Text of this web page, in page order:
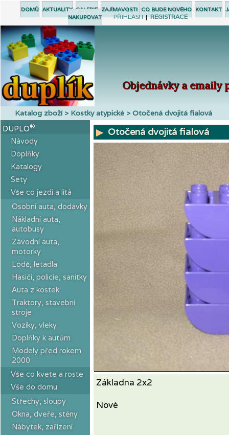
DOMŮ AKTUALITY GALERIE ZAJÍMAVOSTI CO BUDE NOVÉHO KONTAKT
NAKUPOVAT
PŘIHLÁSIT| REGISTRACE
Objednávky a emaily
Katalog zboží > Kostky atypické > Otočená dvojitá fialová
DUPLO®
Návody
Doplňky
Katalogy
Sety
Vše co jezdí a lítá
Osobní auta, dodávky
Nákladní auta,
autobusy
Závodní auta,
motorky
Lodě, letadla
Hasiči, policie, sanitky
Auta z kostek
Traktory, stavební
stroje
Vozíky, vleky
Doplňky k autům
Modely před rokem
2000
Vše co kvete a roste
Vše do domu
Střechy, sloupy
Okna, dveře, stěny
Nábytek, zařízení
Otočená dvojitá fialová
Základna 2x2
Nové